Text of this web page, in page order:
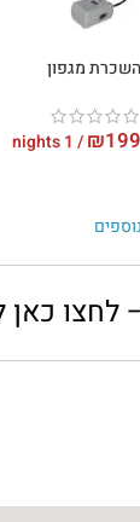
השכרת מגפון
₪199
/ 1 nights
לחצו